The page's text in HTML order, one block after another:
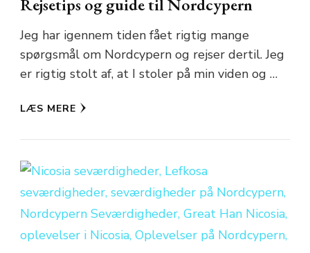
Rejsetips og guide til Nordcypern
Jeg har igennem tiden fået rigtig mange
spørgsmål om Nordcypern og rejser dertil. Jeg
er rigtig stolt af, at I stoler på min viden og …
LÆS MERE